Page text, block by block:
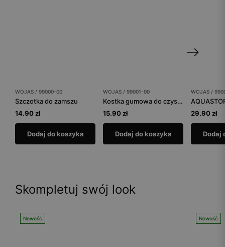
WOJAS / 99000-00
Szczotka do zamszu
14.90 zł
Dodaj do koszyka
WOJAS / 99001-00
Kostka gumowa do czyszczenia obuwia
15.90 zł
Dodaj do koszyka
WOJAS /
29.90 zł
Dodaj
Skompletuj swój look
Nowość Nowość